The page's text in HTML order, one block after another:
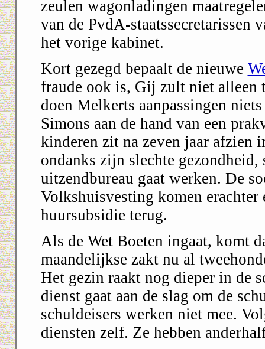
zeulen wagonladingen
van de PvdA-staatssecretarissen
het vorige kabinet.
Kort gezegd bepaalt de nieuwe
fraude ook is, Gij zult niet alleen
doen Melkerts aanpassingen
Simons aan de hand van een
kinderen zit na zeven jaar afzien
ondanks zijn slechte gezondheid,
uitzendbureau gaat werken. De
Volkshuisvesting komen erachter
huursubsidie terug.
Als de Wet Boeten ingaat, komt
maandelijkse zakt nu al
Het gezin raakt nog dieper in de
dienst gaat aan de slag om de
schuldeisers werken niet mee.
diensten zelf. Ze hebben